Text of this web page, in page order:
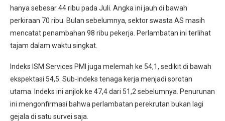
hanya sebesar 44 ribu pada Juli. Angka ini jauh di bawah
perkiraan 70 ribu. Bulan sebelumnya, sektor swasta AS masih
mencatat penambahan 98 ribu pekerja. Perlambatan ini terlihat
tajam dalam waktu singkat.
Indeks ISM Services PMI juga melemah ke 54,1, sedikit di bawah
ekspektasi 54,5. Sub-indeks tenaga kerja menjadi sorotan
utama. Indeks ini anjlok ke 47,4 dari 51,2 sebelumnya. Penurunan
ini mengonfirmasi bahwa perlambatan perekrutan bukan lagi
gejala di satu survei saja.